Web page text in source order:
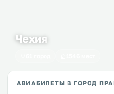
Чехия
АВИАБИЛЕТЫ В ГОРОД